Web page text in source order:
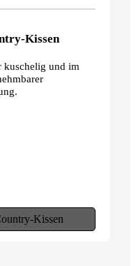
Kissen
kuschelig und im
Kissen